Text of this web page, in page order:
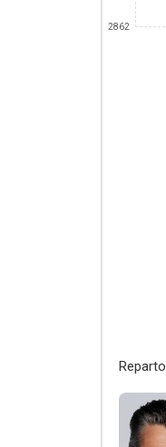
2862
Reparto